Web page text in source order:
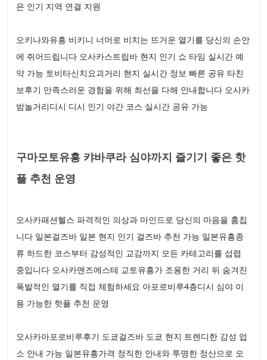
은 인기 지역 연결 지원
오키나와유흥 비키니 너머로 비치는 뜨거운 열기를 당신의 손안
에 쥐어드립니다 오사카스트립바 현지 인기 쇼 타임 실시간 예
약 가능 토비타신치요괴거리 현지 실시간 정보 빠른 공유 타친
보후기 만족스러운 경험을 위해 최선을 다해 안내합니다 오사카
밤놀거리디시 디시 인기 야간 코스 실시간 공유 가능
구마모토유흥 캬바쿠라 심야까지 즐기기 좋은 핫
플 추천 운영
오사카패션헬스 파격적인 의상과 마인드로 당신의 마음을 훔칩
니다 일본걸즈바 일본 현지 인기 걸즈바 추천 가능 일본유흥종
류 하드한 코스부터 감성적인 교감까지 모든 카테고리를 섭렵
중입니다 오사카맨즈에스테 교토유흥가 조용한 거리 뒤 숨겨진
폭발적인 열기를 직접 체험하세요 아포로비루4층디시 심야 이
용 가능한 핫플 추천 운영
오사카아포로비루후기 도쿄걸즈바 도쿄 현지 트렌디한 감성 업
소 안내 가능 일본유흥가격 정직한 안내와 투명한 정산으로 오